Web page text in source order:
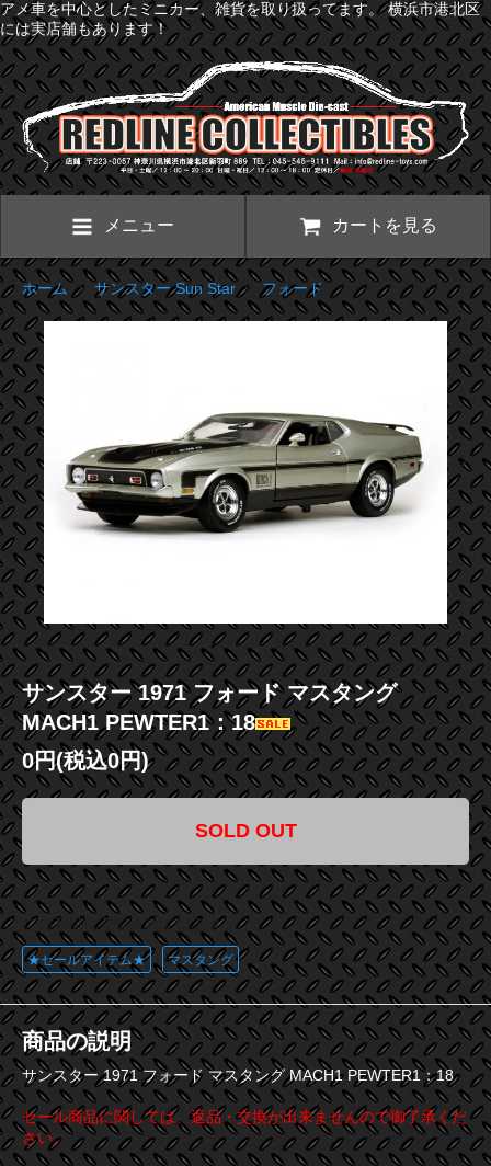
アメ車を中心としたミニカー、雑貨を取り扱ってます。 横浜市港北区
には実店舗もあります！
メニュー カートを見る
ホーム>サンスター Sun Star>フォード
サンスター 1971 フォード マスタング
MACH1 PEWTER1：18
0円(税込0円)
SOLD OUT
この商品に登録されているタグ
★セールアイテム★ マスタング
商品の説明
サンスター 1971 フォード マスタング MACH1 PEWTER1：18
セール商品に関しては、返品・交換が出来ませんので御了承くだ
さい。